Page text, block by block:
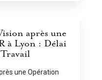
après une
à Lyon : Délai
une Opération